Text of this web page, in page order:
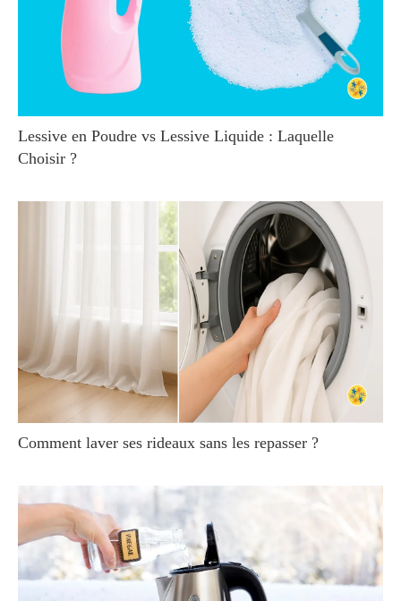
Lessive en Poudre vs Lessive Liquide : Laquelle
Choisir ?
Comment laver ses rideaux sans les repasser ?